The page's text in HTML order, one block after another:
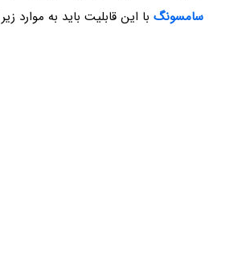
سامسونگ با این قابلیت باید به موارد